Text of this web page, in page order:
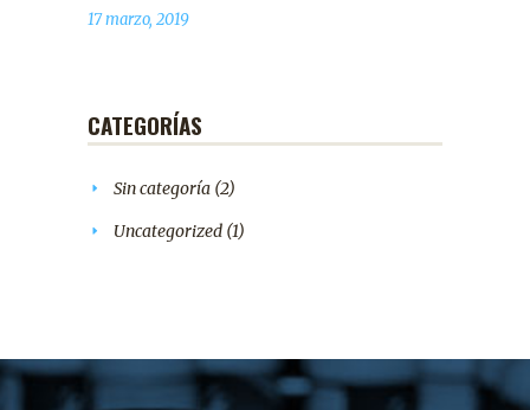
17 marzo, 2019
CATEGORÍAS
Sin categoría (2)
Uncategorized (1)